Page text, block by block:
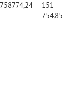
758774,24
151
754,85